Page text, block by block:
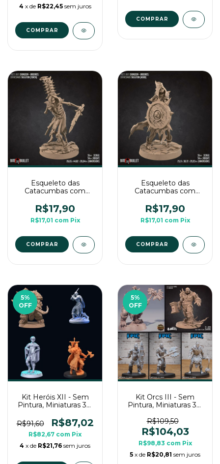
4 x de R$22,45 sem juros
COMPRAR
COMPRAR
Esqueleto das
Catacumbas com
Miniatura 3D Médio
Para RPG de Mesa
R$17,90
R$17,01 com Pix
COMPRAR
Esqueleto das
Catacumbas com
Miniatura 3D Médio
Para RPG de Mesa
R$17,90
R$17,01 com Pix
COMPRAR
5%
OFF
Kit Heróis XII - Sem
Pintura, Miniaturas 3D
Mesa
R$91,60 R$87,02
R$82,67 com Pix
4 x de R$21,76 sem juros
5%
OFF
Kit Orcs III - Sem
Pintura, Miniaturas 3D
Mesa
R$109,50
R$104,03
R$98,83 com Pix
5 x de R$20,81 sem juros